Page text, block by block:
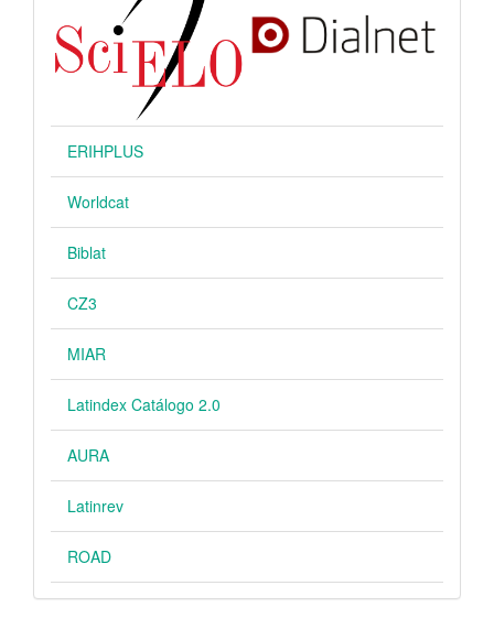
ERIHPLUS
Worldcat
Biblat
CZ3
MIAR
Latindex Catálogo 2.0
AURA
Latinrev
ROAD